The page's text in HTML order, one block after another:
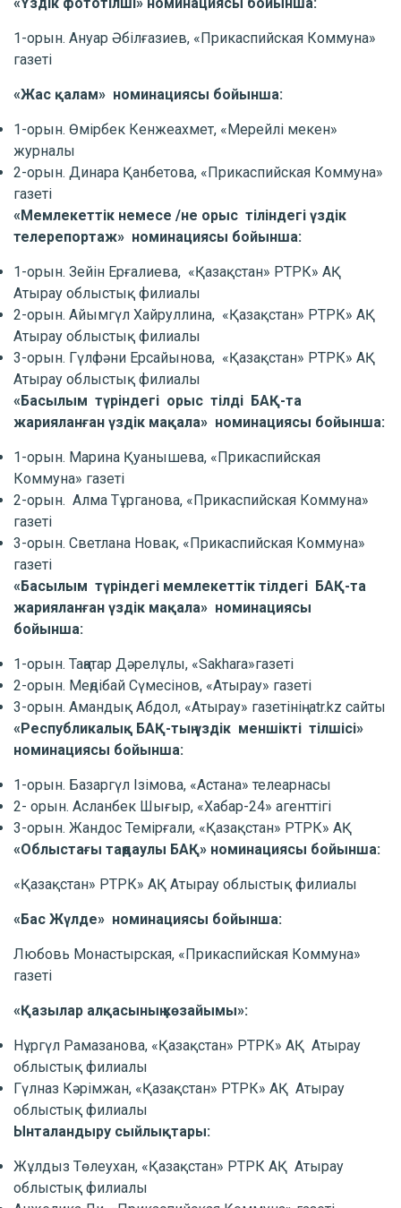
«Үздік фототілші» номинациясы бойынша:
1-орын. Ануар Әбілғазиев, «Прикаспийская Коммуна»
газеті
«Жас қалам» номинациясы бойынша:
1-орын. Өмірбек Кенжеахмет, «Мерейлі мекен»
журналы
2-орын. Динара Қанбетова, «Прикаспийская Коммуна»
газеті
«Мемлекеттік немесе /не орыс тіліндегі үздік
телерепортаж» номинациясы бойынша:
1-орын. Зейін Ерғалиева, «Қазақстан» РТРК» АҚ
Атырау облыстық филиалы
2-орын. Айымгүл Хайруллина, «Қазақстан» РТРК» АҚ
Атырау облыстық филиалы
3-орын. Гүлфәни Ерсайынова, «Қазақстан» РТРК» АҚ
Атырау облыстық филиалы
«Басылым түріндегі орыс тілді БАҚ-та
жарияланған үздік мақала» номинациясы бойынша:
1-орын. Марина Қуанышева, «Прикаспийская
Коммуна» газеті
2-орын. Алма Тұрганова, «Прикаспийская Коммуна»
газеті
3-орын. Светлана Новак, «Прикаспийская Коммуна»
газеті
«Басылым түріндегі мемлекеттік тілдегі БАҚ-та
жарияланған үздік мақала» номинациясы
бойынша:
1-орын. Таңатар Дәрелұлы, «Sakhara»газеті
2-орын. Меңдібай Сүмесінов, «Атырау» газеті
3-орын. Амандық Абдол, «Атырау» газетінің atr.kz сайты
«Республикалық БАҚ-тың үздік меншікті тілшісі»
номинациясы бойынша:
1-орын. Базаргүл Ізімова, «Астана» телеарнасы
2- орын. Асланбек Шығыр, «Хабар-24» агенттігі
3-орын. Жандос Темірғали, «Қазақстан» РТРК» АҚ
«Облыстағы таңдаулы БАҚ» номинациясы бойынша:
«Қазақстан» РТРК» АҚ Атырау облыстық филиалы
«Бас Жүлде» номинациясы бойынша:
Любовь Монастырская, «Прикаспийская Коммуна»
газеті
«Қазылар алқасының көзайымы»:
Нұргүл Рамазанова, «Қазақстан» РТРК» АҚ Атырау
облыстық филиалы
Гүлназ Кәрімжан, «Қазақстан» РТРК» АҚ Атырау
облыстық филиалы
Ынталандыру сыйлықтары:
Жұлдыз Төлеухан, «Қазақстан» РТРК АҚ Атырау
облыстық филиалы